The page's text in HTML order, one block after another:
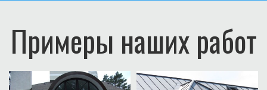
Примеры наших работ